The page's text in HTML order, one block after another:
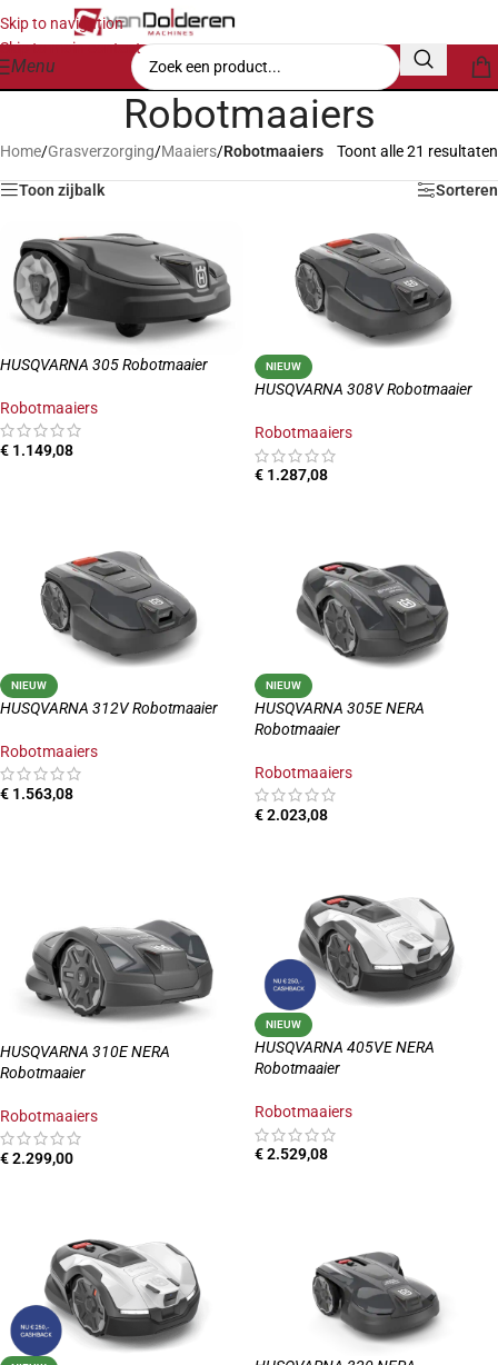
Skip to navigation
Skip to main content
Menu
Robotmaaiers
Home/Grasverzorging/Maaiers/Robotmaaiers Toont alle 21 resultaten
Toon zijbalk Sorteren
HUSQVARNA 305 Robotmaaier
Robotmaaiers
€ 1.149,08
NIEUW
HUSQVARNA 308V Robotmaaier
Robotmaaiers
€ 1.287,08
NIEUW
HUSQVARNA 312V Robotmaaier
Robotmaaiers
€ 1.563,08
NIEUW
HUSQVARNA 305E NERA
Robotmaaier
Robotmaaiers
€2.023,08
HUSQVARNA 310E NERA
Robotmaaier
Robotmaaiers
€2.299,00
NIEUW
HUSQVARNA 405VE NERA
Robotmaaier
Robotmaaiers
€2.529,08